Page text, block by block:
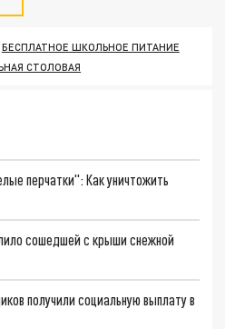
БЕСПЛАТНОЕ ШКОЛЬНОЕ ПИТАНИЕ
СТОЛОВАЯ
перчатки": Как уничтожить
сошедшей с крыши снежной
получили социальную выплату в